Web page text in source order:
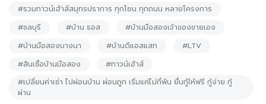
#รวมทาวน์เฮ้าส์สมุทรปราการ ทุกโซน ทุกถนน หลายโครงการ
#ชลบุรี
#บ้าน ธอส
#บ้านมือสองเจ้าของขายเอง
#บ้านมือสองบางนา
#บ้านดีแอสแสท
#LTV
#สินเชื่อบ้านมือสอง
#ทาวน์เฮ้าส์
#เปลี่ยนค่าเช่า ไปผ่อนบ้าน ผ่อนถูก เริ่มแค่ไม่กี่พัน ยื่นกู้ให้ฟรี กู้ง่าย กู้
ผ่าน